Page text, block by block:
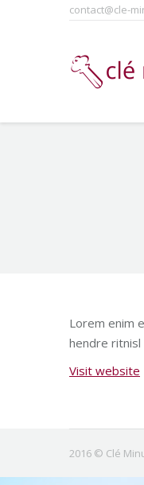
contact@cle-
Lorem enim
hendre
Visit website
2016 © Clé